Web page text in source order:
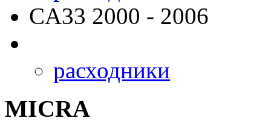
CA33 2000 - 2006
расходники
MICRA